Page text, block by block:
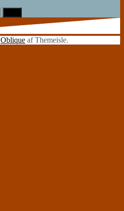
Oblique af Themeisle.